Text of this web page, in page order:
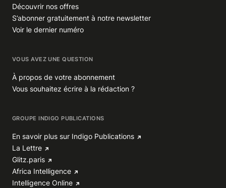
Découvrir nos offres
S’abonner gratuitement à notre newsletter
Voir le dernier numéro
VOUS AVEZ UNE QUESTION
À propos de votre abonnement
Vous souhaitez écrire à la rédaction ?
GROUPE INDIGO PUBLICATIONS
En savoir plus sur Indigo Publications
La Lettre
Glitz.paris
Africa Intelligence
Intelligence Online